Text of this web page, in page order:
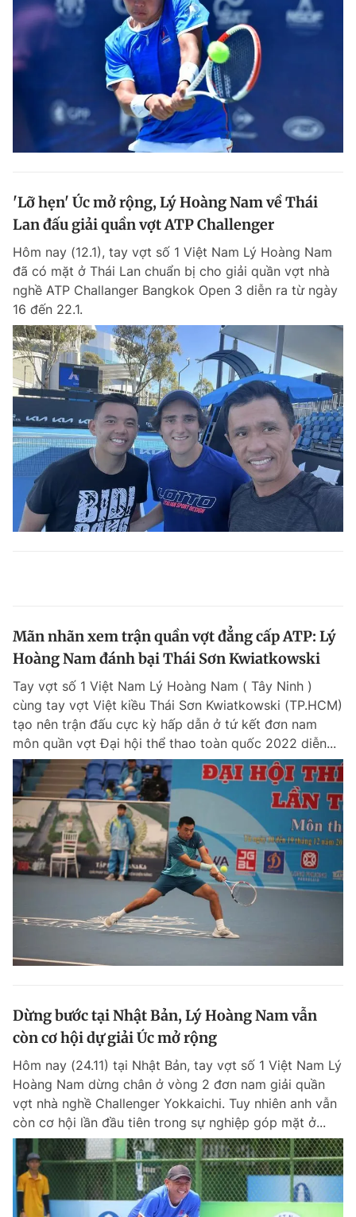
'Lỡ hẹn' Úc mở rộng, Lý Hoàng Nam về Thái
Lan đấu giải quần vợt ATP Challenger
Hôm nay (12.1), tay vợt số 1 Việt Nam Lý Hoàng Nam
đã có mặt ở Thái Lan chuẩn bị cho giải quần vợt nhà
nghề ATP Challanger Bangkok Open 3 diễn ra từ ngày
16 đến 22.1.
Mãn nhãn xem trận quần vợt đẳng cấp ATP: Lý
Hoàng Nam đánh bại Thái Sơn Kwiatkowski
Tay vợt số 1 Việt Nam Lý Hoàng Nam ( Tây Ninh )
cùng tay vợt Việt kiều Thái Sơn Kwiatkowski (TP.HCM)
tạo nên trận đấu cực kỳ hấp dẫn ở tứ kết đơn nam
môn quần vợt Đại hội thể thao toàn quốc 2022 diễn...
Dừng bước tại Nhật Bản, Lý Hoàng Nam vẫn
còn cơ hội dự giải Úc mở rộng
Hôm nay (24.11) tại Nhật Bản, tay vợt số 1 Việt Nam Lý
Hoàng Nam dừng chân ở vòng 2 đơn nam giải quần
vợt nhà nghề Challenger Yokkaichi. Tuy nhiên anh vẫn
còn cơ hội lần đầu tiên trong sự nghiệp góp mặt ở...